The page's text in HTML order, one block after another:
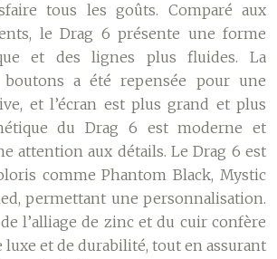
tous les goûts. Comparé aux
le Drag 6 présente une forme
et des lignes plus fluides. La
a été repensée pour une
et l’écran est plus grand et plus
du Drag 6 est moderne et
attention aux détails. Le Drag 6 est
comme Phantom Black, Mystic
permettant une personnalisation.
l’alliage de zinc et du cuir confère
luxe et de durabilité, tout en assurant